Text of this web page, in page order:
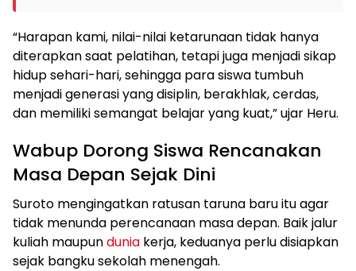
“Harapan kami, nilai-nilai ketarunaan tidak hanya
diterapkan saat pelatihan, tetapi juga menjadi sikap
hidup sehari-hari, sehingga para siswa tumbuh
menjadi generasi yang disiplin, berakhlak, cerdas,
dan memiliki semangat belajar yang kuat,” ujar Heru.
Wabup Dorong Siswa Rencanakan
Masa Depan Sejak Dini
Suroto mengingatkan ratusan taruna baru itu agar
tidak menunda perencanaan masa depan. Baik jalur
kuliah maupundunia kerja, keduanya perlu disiapkan
sejak bangku sekolah menengah.